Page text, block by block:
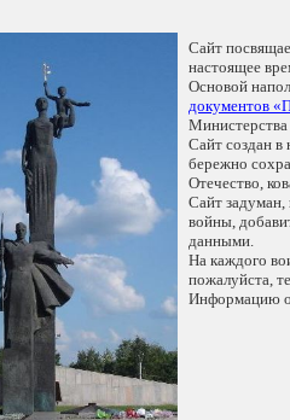
Сайт
настоящее
Основой
документов
Сайт создан
бережно
Отечество,
Сайт
войны,
данными.
На каждого
пожалуйста,
Информацию о